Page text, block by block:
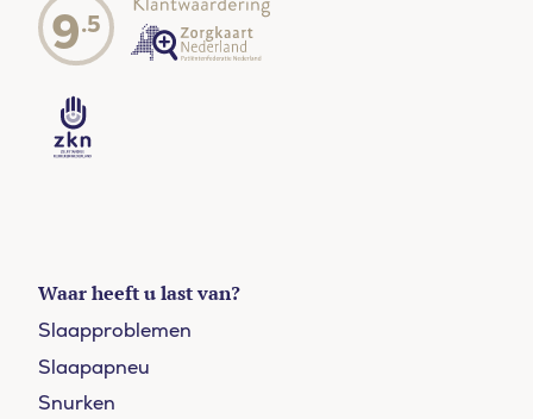
9.5
Waar heeft u last van?
Slaapproblemen
Slaapapneu
Snurken